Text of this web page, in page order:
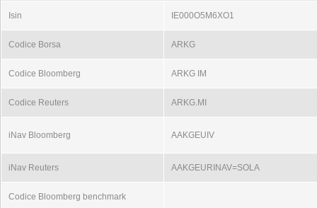
Isin IE000O5M6XO1
Codice Borsa ARKG
Codice Bloomberg ARKG IM
Codice Reuters ARKG.MI
iNav Bloomberg AAKGEUIV
iNav Reuters AAKGEURINAV=SOLA
Codice Bloomberg benchmark